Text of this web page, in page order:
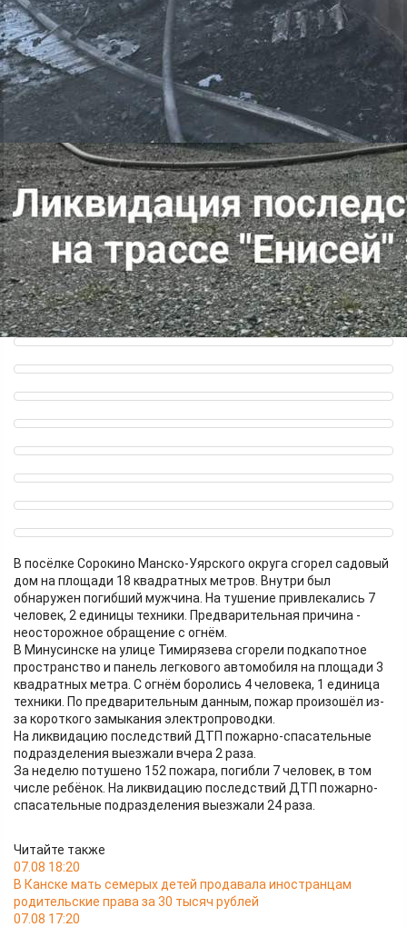
В посёлке Сорокино Манско-Уярского округа сгорел садовый
дом на площади 18 квадратных метров. Внутри был
обнаружен погибший мужчина. На тушение привлекались 7
человек, 2 единицы техники. Предварительная причина -
неосторожное обращение с огнём.
В Минусинске на улице Тимирязева сгорели подкапотное
пространство и панель легкового автомобиля на площади 3
квадратных метра. С огнём боролись 4 человека, 1 единица
техники. По предварительным данным, пожар произошёл из-
за короткого замыкания электропроводки.
На ликвидацию последствий ДТП пожарно-спасательные
подразделения выезжали вчера 2 раза.
За неделю потушено 152 пожара, погибли 7 человек, в том
числе ребёнок. На ликвидацию последствий ДТП пожарно-
спасательные подразделения выезжали 24 раза.
Читайте также
07.08 18:20
В Канске мать семерых детей продавала иностранцам
родительские права за 30 тысяч рублей
07.08 17:20